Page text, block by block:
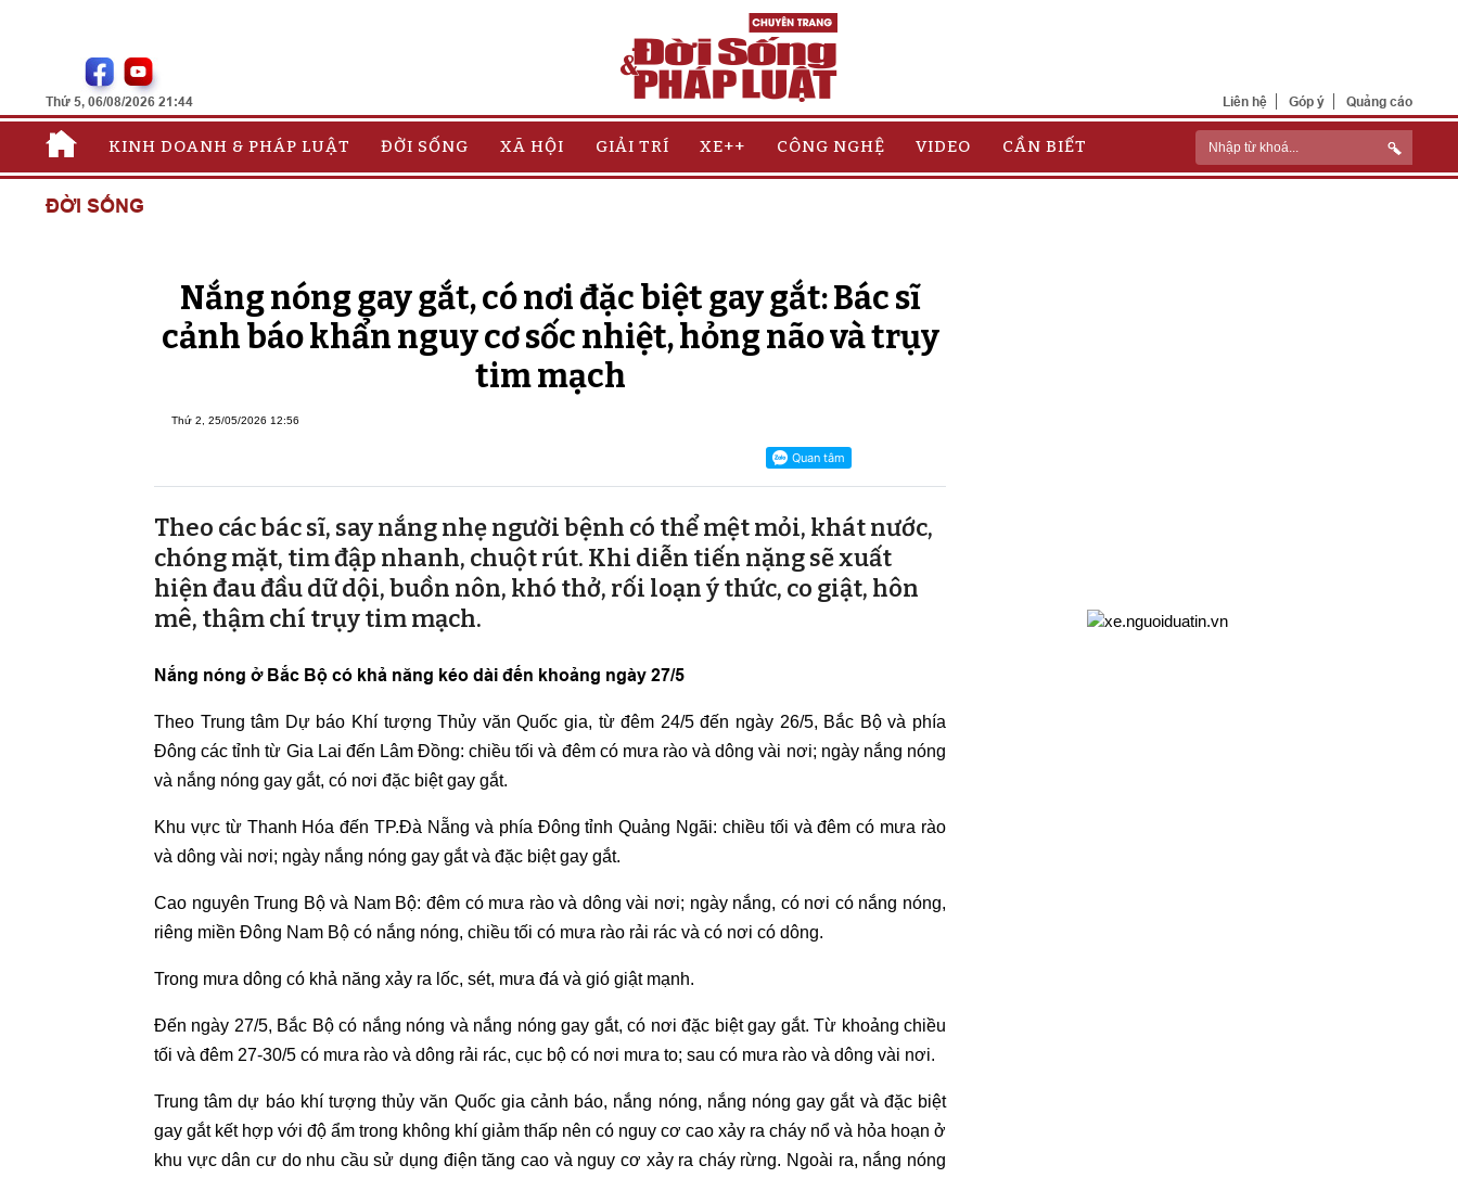
Thứ 5, 06/08/2026 21:44 Liên hệ Góp ý Quảng cáo
KINH DOANH & PHÁP LUẬT ĐỜI SỐNG XÃ HỘI GIẢI TRÍ XE++ CÔNG NGHỆ VIDEO CẦN BIẾT
ĐỜI SỐNG
Nắng nóng gay gắt, có nơi đặc biệt gay gắt: Bác sĩ
cảnh báo khẩn nguy cơ sốc nhiệt, hỏng não và trụy
tim mạch
Thứ 2, 25/05/2026 12:56
Theo các bác sĩ, say nắng nhẹ người bệnh có thể mệt mỏi, khát nước,
chóng mặt, tim đập nhanh, chuột rút. Khi diễn tiến nặng sẽ xuất
hiện đau đầu dữ dội, buồn nôn, khó thở, rối loạn ý thức, co giật, hôn
mê, thậm chí trụy tim mạch.
Nắng nóng ở Bắc Bộ có khả năng kéo dài đến khoảng ngày 27/5
Theo Trung tâm Dự báo Khí tượng Thủy văn Quốc gia, từ đêm 24/5 đến ngày 26/5, Bắc Bộ và phía
Đông các tỉnh từ Gia Lai đến Lâm Đồng: chiều tối và đêm có mưa rào và dông vài nơi; ngày nắng nóng
và nắng nóng gay gắt, có nơi đặc biệt gay gắt.
Khu vực từ Thanh Hóa đến TP.Đà Nẵng và phía Đông tỉnh Quảng Ngãi: chiều tối và đêm có mưa rào
và dông vài nơi; ngày nắng nóng gay gắt và đặc biệt gay gắt.
Cao nguyên Trung Bộ và Nam Bộ: đêm có mưa rào và dông vài nơi; ngày nắng, có nơi có nắng nóng,
riêng miền Đông Nam Bộ có nắng nóng, chiều tối có mưa rào rải rác và có nơi có dông.
Trong mưa dông có khả năng xảy ra lốc, sét, mưa đá và gió giật mạnh.
Đến ngày 27/5, Bắc Bộ có nắng nóng và nắng nóng gay gắt, có nơi đặc biệt gay gắt. Từ khoảng chiều
tối và đêm 27-30/5 có mưa rào và dông rải rác, cục bộ có nơi mưa to; sau có mưa rào và dông vài nơi.
Trung tâm dự báo khí tượng thủy văn Quốc gia cảnh báo, nắng nóng, nắng nóng gay gắt và đặc biệt
gay gắt kết hợp với độ ẩm trong không khí giảm thấp nên có nguy cơ cao xảy ra cháy nổ và hỏa hoạn ở
khu vực dân cư do nhu cầu sử dụng điện tăng cao và nguy cơ xảy ra cháy rừng. Ngoài ra, nắng nóng